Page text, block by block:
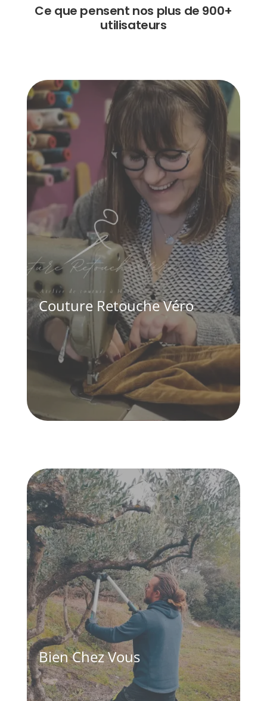
Ce que pensent nos plus de 900+
utilisateurs
Couture Retouche Véro
Bien Chez Vous